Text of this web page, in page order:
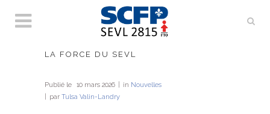
LA FORCE DU SEVL
Publié le 10 mars 2026 in Nouvelles
par Tulsa Valin-Landry